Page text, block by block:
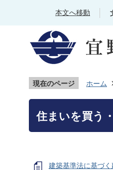
本文へ移動
現在のページ ホーム
住まいを買う
建築基準法に基づ